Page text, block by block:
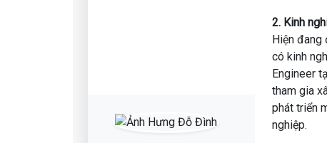
- 3+ năm kinh nghiệm làm việc ở các vị trí AI,
Joint Stock Company, Viettel High Technology
Nhận ngay combo quà tặng trị giá 6.500.000
✔ Bộ Ebook rèn luyện kỹ năng, kiến thức cho DA,
✔ Bộ database thực hành trực quan hóa dữ
2. Kinh
Hiện đang
có kinh
Engineer
tham gia
phát triển
nghiệp.